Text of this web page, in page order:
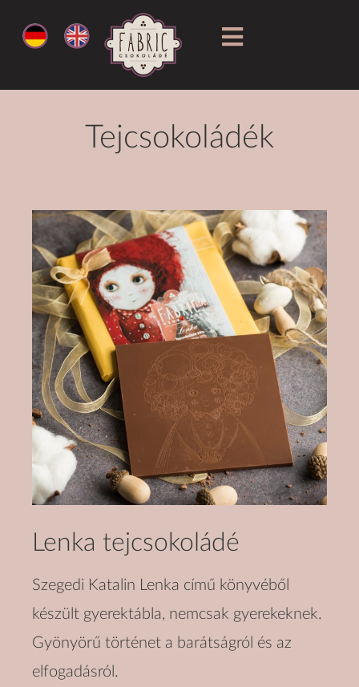
Tejcsokoládék
Lenka tejcsokoládé
Szegedi Katalin Lenka című könyvéből
készült gyerektábla, nemcsak gyerekeknek.
Gyönyörű történet a barátságról és az
elfogadásról.